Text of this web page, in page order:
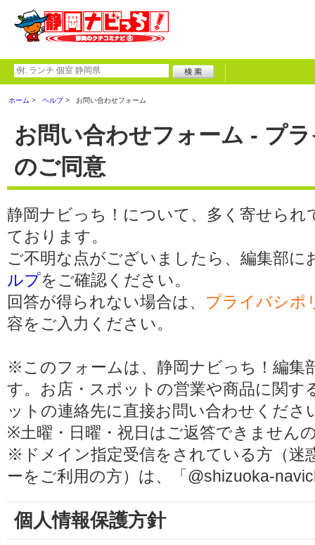
ホーム ヘルプ お問い合わせフォーム
お問い合わせフォーム - プ
のご同意
静岡ナビっち！について、多く寄せられ
ております。
ご不明な点がございましたら、編集部
ルプをご確認ください。
回答が得られない場合は、 プライバシポ
容をご入力ください。
※このフォームは、静岡ナビっち！編集
す。お店・スポットの営業や商品に関す
ットの連絡先に直接お問い合わせくださ
※土曜・日曜・祝日はご返答できません
※ドメイン指定受信をされている方（迷
ーをご利用の方）は、「@shizuoka-
個人情報保護方針